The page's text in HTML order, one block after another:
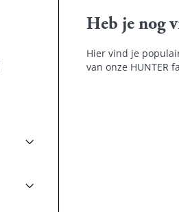
Heb je nog
Hier vind je
van onze HUNTER